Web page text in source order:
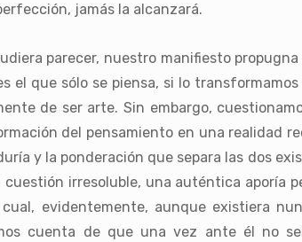
jamás la alcanzará.
parecer, nuestro manifiesto
el que sólo se piensa, si lo
de ser arte. Sin embargo,
del pensamiento en una realidad
y la ponderación que separa las dos
irresoluble, una auténtica aporía
evidentemente, aunque existiera
cuenta de que una vez ante él no